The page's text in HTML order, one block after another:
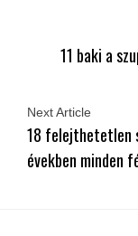
11 baki a
Next Article
18 felejthetetlen
években minden